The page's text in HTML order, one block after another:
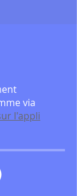
via
l'appli